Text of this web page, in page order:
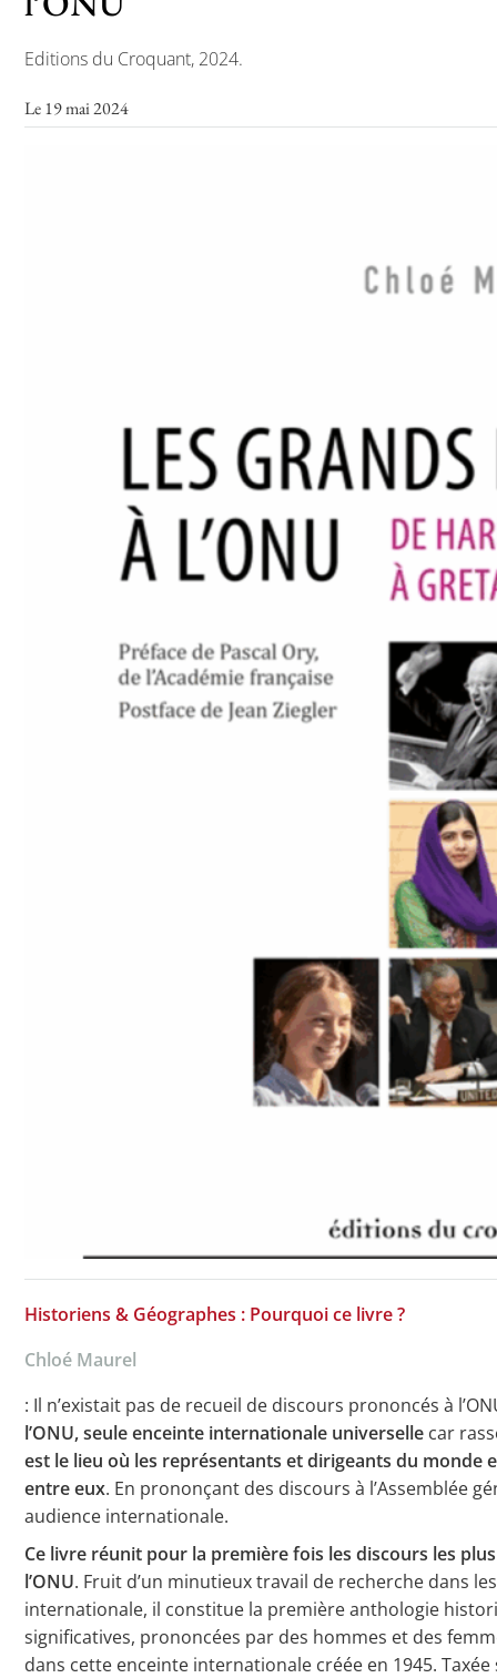
Les rendez-vous de l’APHG
Editions du Croquant, 2024.
Le 19 mai 2024
Historiens & Géographes : Pourquoi ce livre ?
Chloé Maurel
: Il n’existait pas de recueil de discours prononcés à
l’ONU, seule enceinte internationale universelle car
est le lieu où les représentants et dirigeants du
entre eux. En prononçant des discours à l’Assemblée
audience internationale.
Ce livre réunit pour la première fois les discours les
l’ONU. Fruit d’un minutieux travail de recherche dans
internationale, il constitue la première anthologie
significatives, prononcées par des hommes et des
dans cette enceinte internationale créée en 1945.